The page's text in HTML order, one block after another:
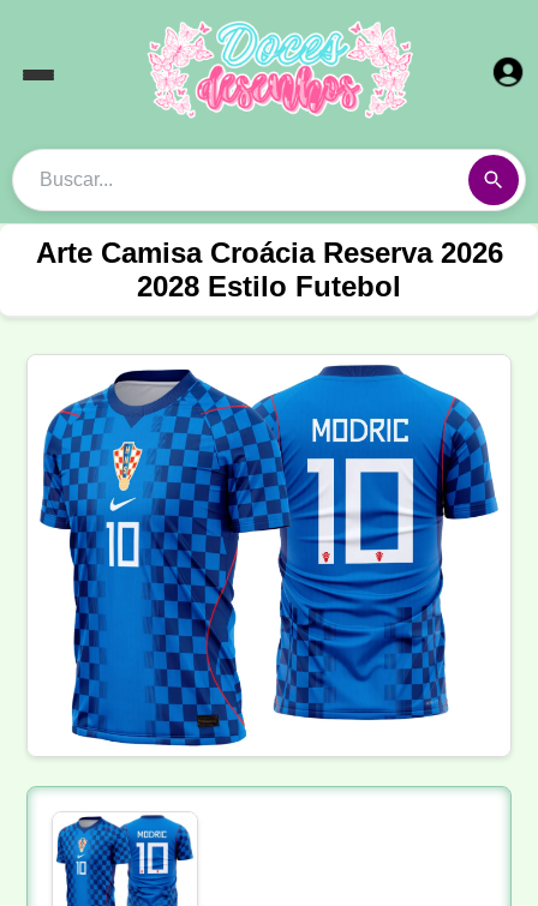
Arte Camisa Croácia Reserva 2026
2028 Estilo Futebol